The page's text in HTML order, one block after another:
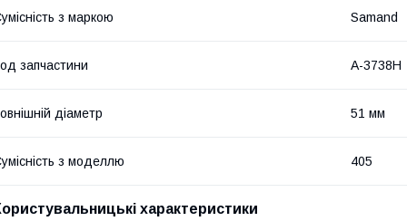
з маркою Samand
запчастини A-3738H
діаметр 51 мм
з моделлю 405
характеристики